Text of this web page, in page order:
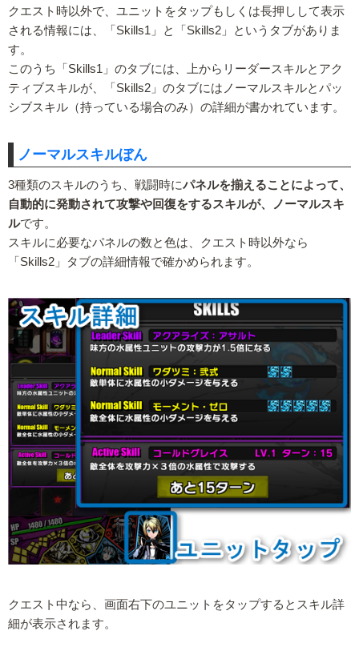
クエスト時以外で、ユニットをタップもしくは長押しして表示
される情報には、「Skills1」と「Skills2」というタブがありま
す。
このうち「Skills1」のタブには、上からリーダースキルとアク
ティブスキルが、「Skills2」のタブにはノーマルスキルとパッ
シブスキル（持っている場合のみ）の詳細が書かれています。
ノーマルスキルぼん
3種類のスキルのうち、戦闘時にパネルを揃えることによって、
自動的に発動されて攻撃や回復をするスキルが、ノーマルスキ
ルです。
スキルに必要なパネルの数と色は、クエスト時以外なら
「Skills2」タブの詳細情報で確かめられます。
クエスト中なら、画面右下のユニットをタップするとスキル詳
細が表示されます。